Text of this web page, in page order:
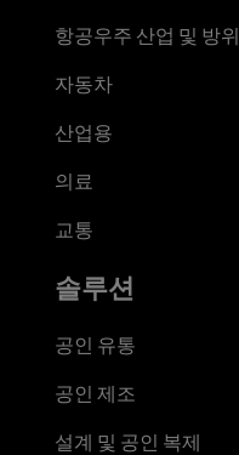
항공우주 산업 및 방위
자동차
산업용
의료
교통
솔루션
공인 유통
공인 제조
설계 및 공인 복제